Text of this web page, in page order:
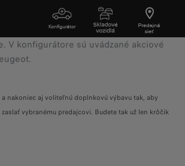
V konfigurátore sú uvádzané akciové
nakoniec aj voliteľnú doplnkovú výbavu tak, aby
vybranému predajcovi. Budete tak už len krôčik